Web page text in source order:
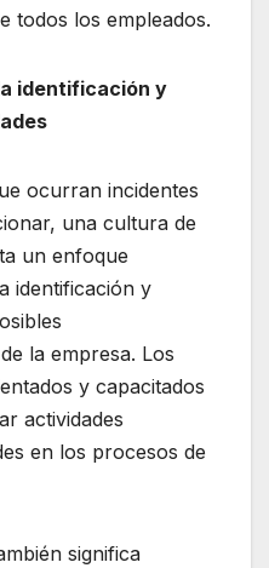
todos los empleados.
identificación y
ocurran incidentes
una cultura de
un enfoque
identificación y
la empresa. Los
y capacitados
actividades
en los procesos de
significa